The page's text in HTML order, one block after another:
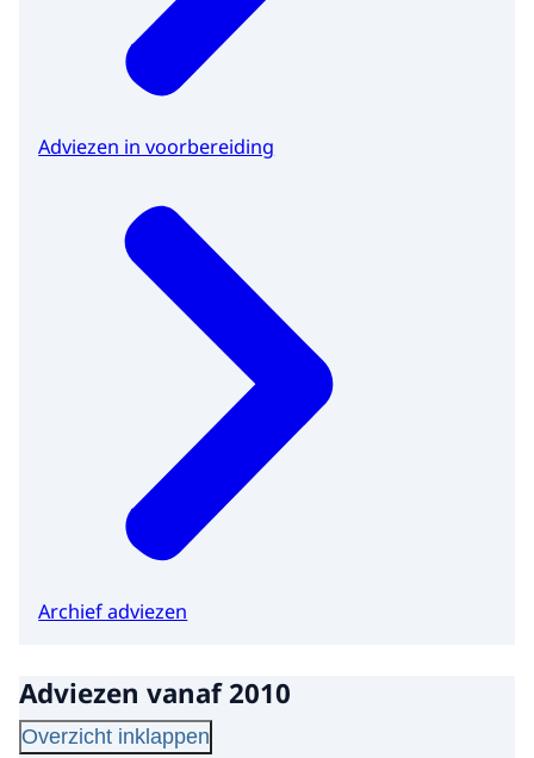
Adviezen in voorbereiding
Archief adviezen
Adviezen vanaf 2010
Overzicht inklappen